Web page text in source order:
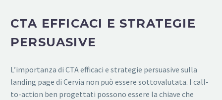
CTA EFFICACI E STRATEGIE
PERSUASIVE
L’importanza di CTA efficaci e strategie persuasive sulla
landing page di Cervia non può essere sottovalutata. I call-
to-action ben progettati possono essere la chiave che